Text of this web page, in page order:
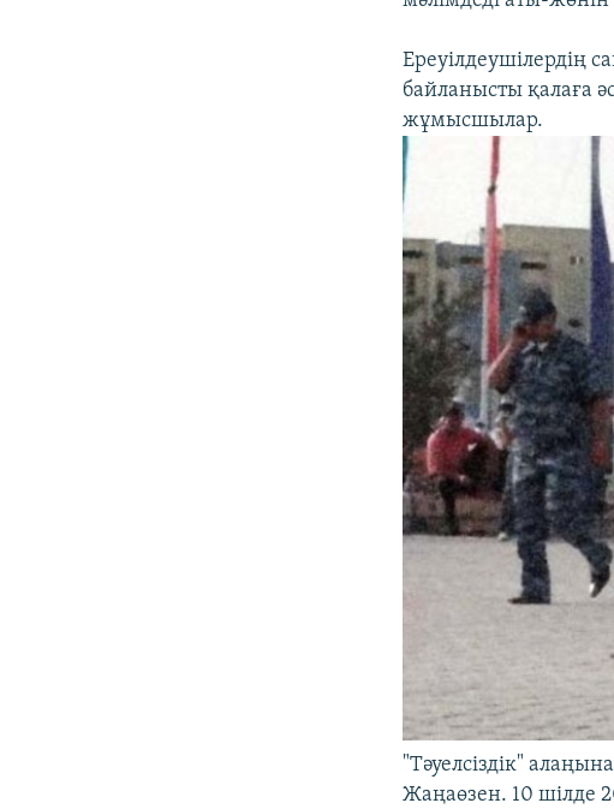
Ереуілдеушілердің
байланысты қалаға
жұмысшылар.
"Тәуелсіздік"
Жаңаөзен. 10 шілде